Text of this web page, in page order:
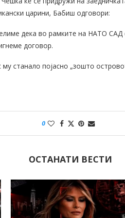
царини, Бабиш одговори:
дека во рамките на НАТО САД
договор.
станало појасно „зошто
0
ОСТАНАТИ ВЕСТИ